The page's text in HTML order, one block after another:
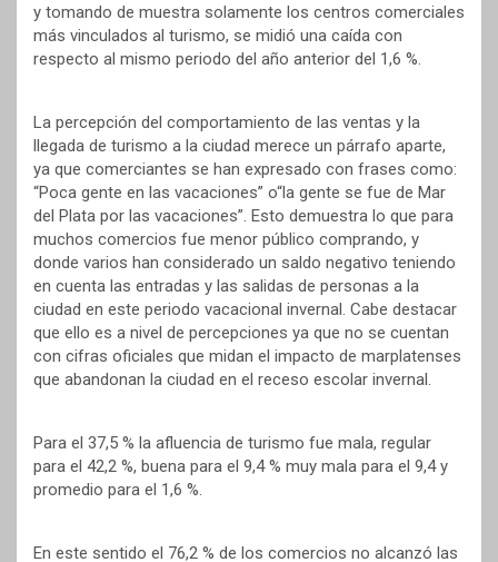
y tomando de muestra solamente los centros comerciales
más vinculados al turismo, se midió una caída con
respecto al mismo periodo del año anterior del 1,6 %.
La percepción del comportamiento de las ventas y la
llegada de turismo a la ciudad merece un párrafo aparte,
ya que comerciantes se han expresado con frases como:
“Poca gente en las vacaciones” o“la gente se fue de Mar
del Plata por las vacaciones”. Esto demuestra lo que para
muchos comercios fue menor público comprando, y
donde varios han considerado un saldo negativo teniendo
en cuenta las entradas y las salidas de personas a la
ciudad en este periodo vacacional invernal. Cabe destacar
que ello es a nivel de percepciones ya que no se cuentan
con cifras oficiales que midan el impacto de marplatenses
que abandonan la ciudad en el receso escolar invernal.
Para el 37,5 % la afluencia de turismo fue mala, regular
para el 42,2 %, buena para el 9,4 % muy mala para el 9,4 y
promedio para el 1,6 %.
En este sentido el 76,2 % de los comercios no alcanzó las